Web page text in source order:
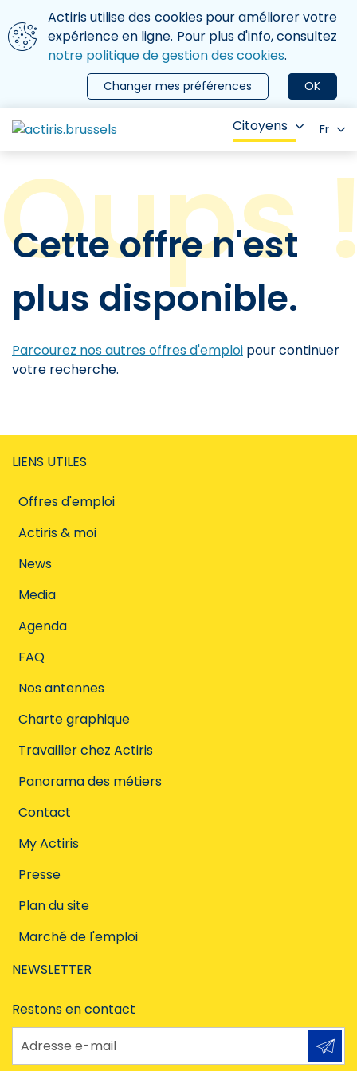
Aller au contenu principal
Nous utilisons des cookies
Actiris utilise des cookies pour améliorer votre
expérience en ligne. Pour plus d'info, consultez
notre politique de gestion des cookies.
OK
Changer mes préférences
le menu
Citoyens Fr
Cette offre n'est
plus disponible.
Parcourez nos autres offres d'emploi pour continuer
votre recherche.
LIENS UTILES
Offres d'emploi
Actiris & moi
News
Media
Agenda
FAQ
Nos antennes
Charte graphique
Travailler chez Actiris
Panorama des métiers
Contact
My Actiris
Presse
Plan du site
Marché de l'emploi
NEWSLETTER
Restons en contact
Adresse e-mail